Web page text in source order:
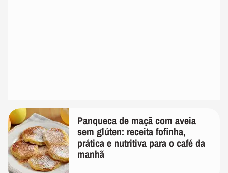
Panqueca de maçã com aveia
sem glúten: receita fofinha,
prática e nutritiva para o café da
manhã